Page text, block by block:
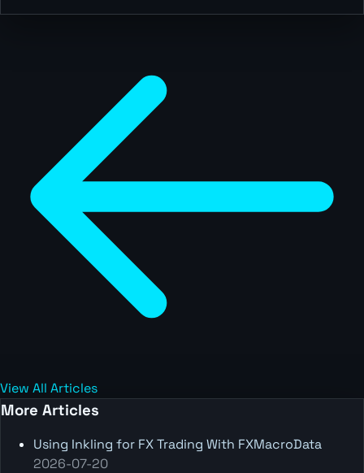
View All Articles
More Articles
Using Inkling for FX Trading With FXMacroData
2026-07-20